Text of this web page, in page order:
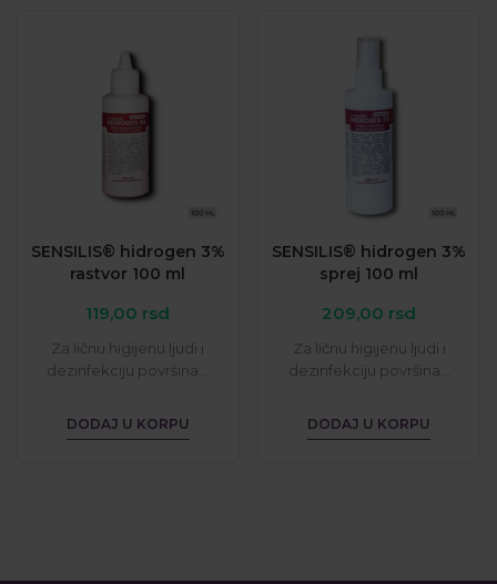
SENSILIS® hidrogen 3%
rastvor 100 ml
119,00 rsd
Za ličnu higijenu ljudi i
dezinfekciju površina...
DODAJ U KORPU
SENSILIS® hidrogen 3%
sprej 100 ml
209,00 rsd
Za ličnu higijenu ljudi i
dezinfekciju površina...
DODAJ U KORPU